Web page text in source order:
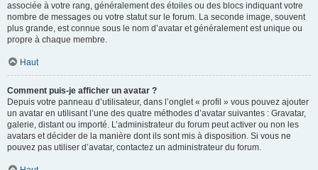
associée à votre rang, généralement des étoiles ou des blocs indiquant votre
nombre de messages ou votre statut sur le forum. La seconde image, souvent
plus grande, est connue sous le nom d’avatar et généralement est unique ou
propre à chaque membre.
Haut
Comment puis-je afficher un avatar ?
Depuis votre panneau d’utilisateur, dans l’onglet « profil » vous pouvez ajouter
un avatar en utilisant l’une des quatre méthodes d’avatar suivantes : Gravatar,
galerie, distant ou importé. L’administrateur du forum peut activer ou non les
avatars et décider de la manière dont ils sont mis à disposition. Si vous ne
pouvez pas utiliser d’avatar, contactez un administrateur du forum.